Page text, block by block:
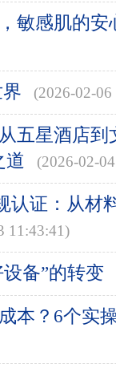
敏感肌的安
(2026-02-
五星酒店到
道
(2026-02-
认证：从材
11:43:41)
备”的转变
本？6个实